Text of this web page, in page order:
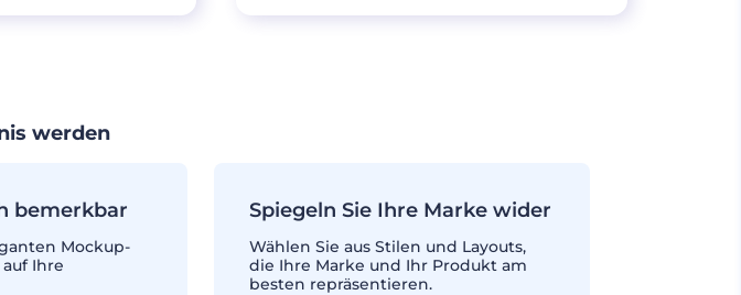
werden
bemerkbar
Mockup-
Ihre
Spiegeln Sie Ihre Marke wider
Wählen Sie aus Stilen und Layouts,
die Ihre Marke und Ihr Produkt am
besten repräsentieren.